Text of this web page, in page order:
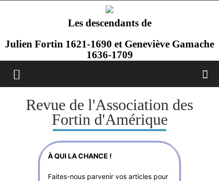
Les descendants de
Julien Fortin 1621-1690 et Geneviève Gamache
1636-1709
Revue de l'Association des
Fortin d'Amérique
À QUI LA CHANCE !
Faites-nous parvenir vos articles pour